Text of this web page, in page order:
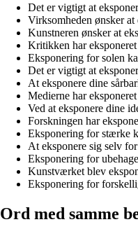
Det er vigtigt at
Virksomheden ønsker at
Kunstneren ønsker at
Kritikken har
Eksponering for solen
Det er vigtigt at
At eksponere dine
Medierne har
Ved at eksponere dine
Forskningen har
Eksponering for stærke
At eksponere sig selv
Eksponering for
Kunstværket blev
Eksponering for
Ord med samme